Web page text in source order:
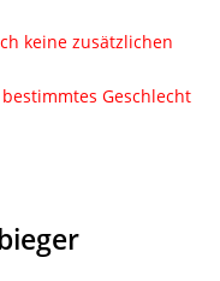
keine zusätzlichen
Geschlecht